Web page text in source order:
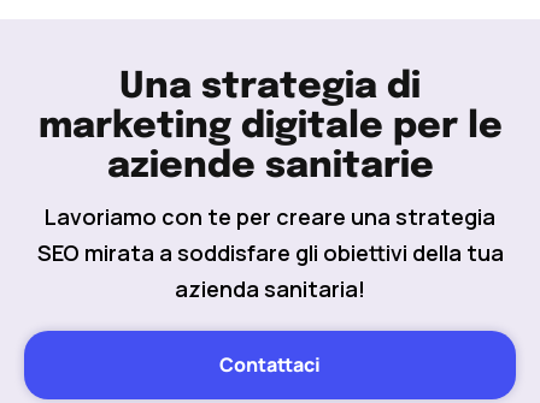
Una strategia di
marketing digitale per le
aziende sanitarie
Lavoriamo con te per creare una strategia
SEO mirata a soddisfare gli obiettivi della tua
azienda sanitaria!
Contattaci